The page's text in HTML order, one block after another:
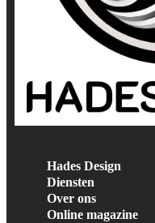
Hades Design
Diensten
Over ons
Online magazine